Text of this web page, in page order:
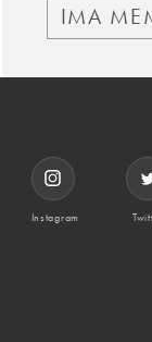
IMA
Instagram